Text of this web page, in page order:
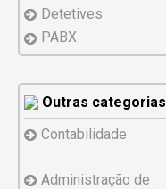
Detetives
PABX
Outras categorias
Contabilidade
Administração de